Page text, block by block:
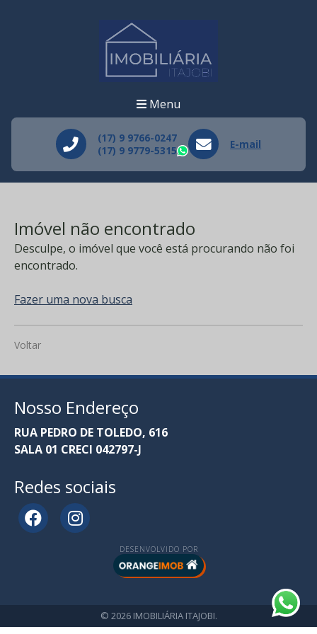
Menu
(17) 9 9766-0247
(17) 9 9779-5315
WhatsApp
E-mail
Imóvel não encontrado
Desculpe, o imóvel que você está procurando não foi
encontrado.
Fazer uma nova busca
Voltar
Nosso Endereço
RUA PEDRO DE TOLEDO, 616
SALA 01 CRECI 042797-J
Redes sociais
DESENVOLVIDO POR
© 2026 IMOBILIÁRIA ITAJOBI.